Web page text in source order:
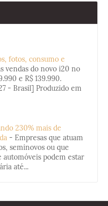
fotos, consumo e
vendas do novo i20 no
e R$ 139.990.
- Brasil] Produzido em
230% mais de
- Empresas que atuam
seminovos ou que
automóveis podem estar
até...